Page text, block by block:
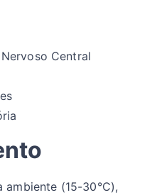
Central
ambiente (15-30°C),